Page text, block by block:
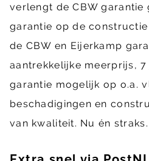
verlengt de CBW garantie
garantie op de
de CBW en Eijerkamp
aantrekkelijke meerprijs,
garantie mogelijk op o.a.
beschadigingen en
van kwaliteit. Nu én straks.